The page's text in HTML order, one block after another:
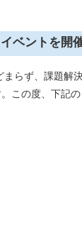
ベントを開
らず、課題解
この度、下記